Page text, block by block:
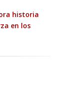
historia
en los